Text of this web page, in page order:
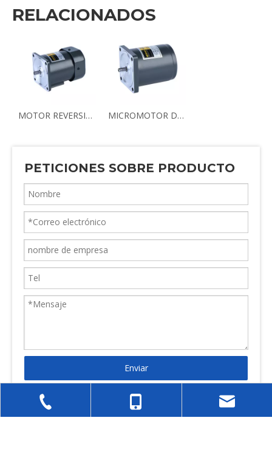
RELACIONADOS
MOTOR REVERSIBLE Y DE INDUCCIÓN DE CA MICROMOTOR DE CA
PETICIONES SOBRE PRODUCTO
Enviar